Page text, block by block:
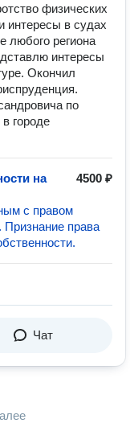
физических
интересы в судах
любого региона
интересы
Окончил
по
городе
на
4500 ₽
с правом
Признание права
Чат